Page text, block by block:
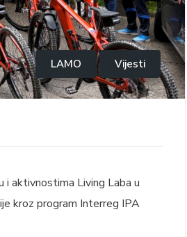
LAMO Vijesti
aktivnostima Living Laba u
kroz program Interreg IPA